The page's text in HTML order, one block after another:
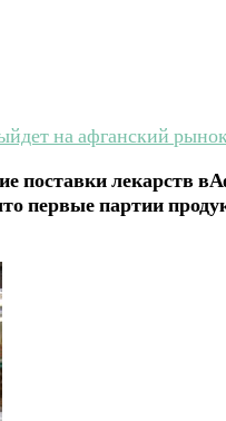
на афганский
поставки лекарств
первые партии